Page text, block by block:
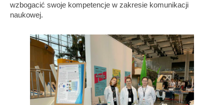
wzbogacić swoje kompetencje w zakresie komunikacji
naukowej.